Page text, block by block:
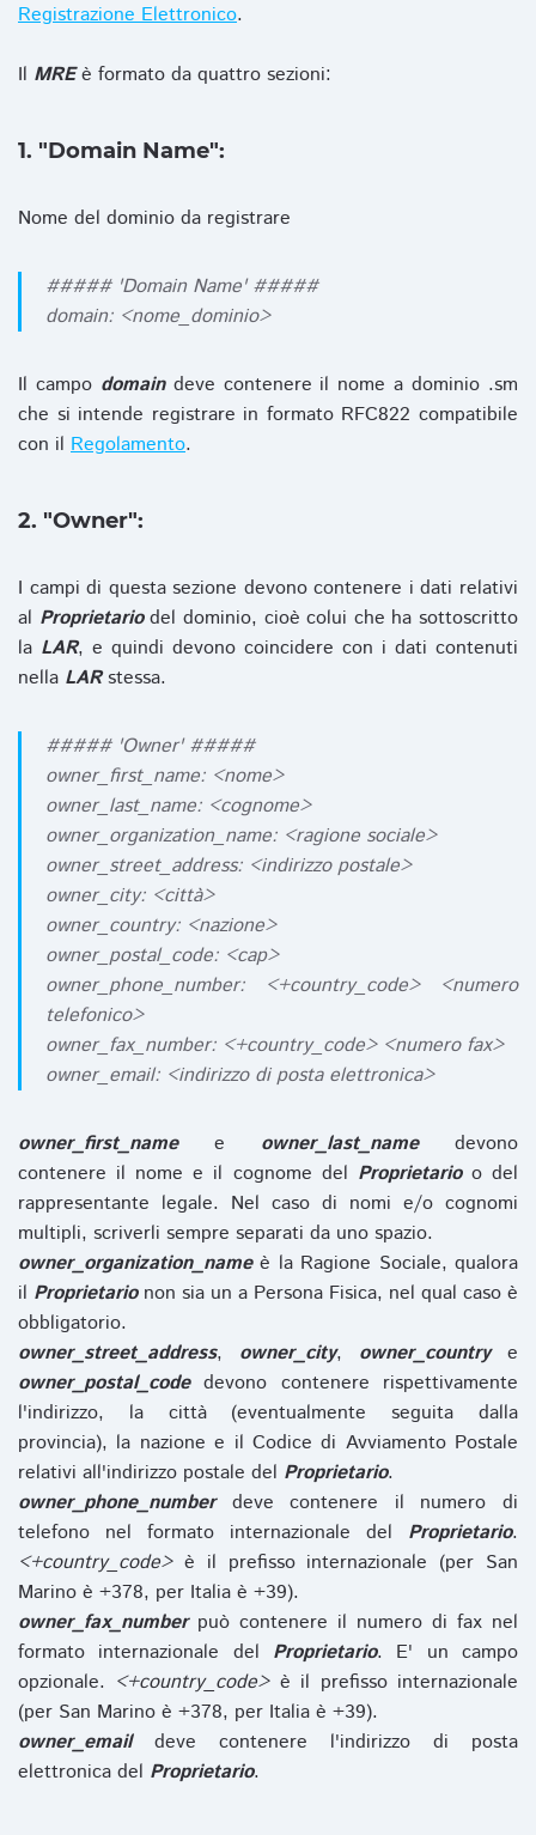
Registrazione Elettronico.
Il MREè formato da quattro sezioni:
1. "Domain Name":
Nome del dominio da registrare
##### 'Domain Name' #####
domain: <nome_dominio>
Il campo domaindeve contenere il nome a dominio .sm
che si intende registrare in formato RFC822 compatibile
con il Regolamento.
2. "Owner":
I campi di questa sezione devono contenere i dati relativi
al Proprietariodel dominio, cioè colui che ha sottoscritto
la LAR, e quindi devono coincidere con i dati contenuti
nella LARstessa.
##### 'Owner' #####
owner_first_name: <nome>
owner_last_name: <cognome>
owner_organization_name: <ragione sociale>
owner_street_address: <indirizzo postale>
owner_city: <città>
owner_country: <nazione>
owner_postal_code: <cap>
owner_phone_number: <+country_code> <numero
telefonico>
owner_fax_number: <+country_code> <numero fax>
owner_email: <indirizzo di posta elettronica>
owner_first_namee owner_last_namedevono
contenere il nome e il cognome del Proprietarioo del
rappresentante legale. Nel caso di nomi e/o cognomi
multipli, scriverli sempre separati da uno spazio.
owner_organization_nameè la Ragione Sociale, qualora
il Proprietarionon sia un a Persona Fisica, nel qual caso è
obbligatorio.
owner_street_address, owner_city, owner_countrye
owner_postal_codedevono contenere rispettivamente
l'indirizzo, la città (eventualmente seguita dalla
provincia), la nazione e il Codice di Avviamento Postale
relativi all'indirizzo postale del Proprietario.
owner_phone_numberdeve contenere il numero di
telefono nel formato internazionale del Proprietario.
<+country_code>è il prefisso internazionale (per San
Marino è +378, per Italia è +39).
owner_fax_numberpuò contenere il numero di fax nel
formato internazionale del Proprietario. E' un campo
opzionale. <+country_code>è il prefisso internazionale
(per San Marino è +378, per Italia è +39).
owner_emaildeve contenere l'indirizzo di posta
elettronica del Proprietario.